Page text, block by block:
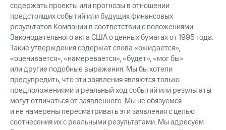
содержать проекты или прогнозы в отношении
предстоящих событий или будущих финансовых
результатов Компании в соответствии с положениями
Законодательного акта США о ценных бумагах от 1995 года.
Такие утверждения содержат слова «ожидается»,
«оценивается», «намеревается», «будет», «мог бы»
или другие подобные выражения. Мы бы хотели
предупредить, что эти заявления являются только
предположениями и реальный ход событий или результаты
могут отличаться от заявленного. Мы не обязуемся
и не намерены пересматривать эти заявления с целью
соотнесения их с реальными результатами. Мы адресуем